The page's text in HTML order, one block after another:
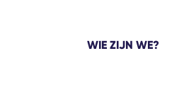
WIE ZIJN WE?